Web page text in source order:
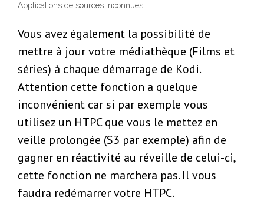
Applications de sources inconnues .
Vous avez également la possibilité de
mettre à jour votre médiathèque (Films et
séries) à chaque démarrage de Kodi.
Attention cette fonction a quelque
inconvénient car si par exemple vous
utilisez un HTPC que vous le mettez en
veille prolongée (S3 par exemple) afin de
gagner en réactivité au réveille de celui-ci,
cette fonction ne marchera pas. Il vous
faudra redémarrer votre HTPC.